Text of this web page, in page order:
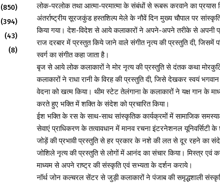
लोक-परलोक तथा आत्मा-परमात्मा के संबंधों से रूबरू करवाने का प्रयास
अंतर्राष्ट्रीय सूरजकुंड हस्तशिल्प मेले के नौवें दिन मुख्य चौपाल पर
किया गया। देश-विदेश से आये कलाकारों ने अपने-अपने तरीके से अपनी
राज दरबार में प्रस्तुत किये जाने वाले संगीत नृत्य की प्रस्तुति दी, जिसमें
स्वर्ग का संगीत कहा जाता है।
बृज से आये लोक कलाकारों ने मोर नृत्य की प्रस्तुति से दंतक कथा
कलाकारों ने राधा रानी के विरह की प्रस्तुति दी, जिसे देखकर स्वयं
वेदना को खत्म किया। थीम स्टेट तेलंगाना के कलाकारों ने यक्ष गान के
करते हुए भक्ति में शक्ति के संदेश को प्रचारित किया।
ईश भक्ति के रस के साथ-साथ सांस्कृतिक कार्यक्रमों में सामाजिक समस्याओं
सेवाएं प्राधिकरण के तत्वावधान में मानव रचना इंटरनेशनल
जोड़ें की प्रभावी प्रस्तुति से हर प्रकार के नशे की लत से दूर रहने का
जोशिले नृत्य की प्रस्तुति से लोगों में आनंद का संचार किया। मिस्त्र एवं
माध्यम से अपने राष्ट्र की संस्कृति एवं सभ्यता के दर्शन कराये।
नॉर्थ जोन कल्चरल सेंटर से जुड़ी कलाकारों ने पंजाब की समृद्धशाली
(850)
(394)
(43)
(8)